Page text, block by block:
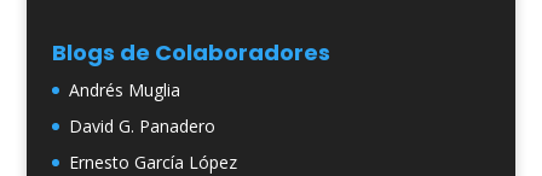
Blogs de Colaboradores
Andrés Muglia
David G. Panadero
Ernesto García López